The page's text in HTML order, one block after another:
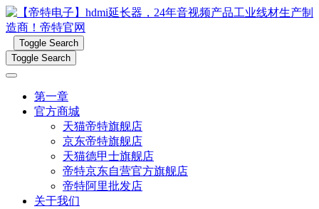
Toggle Search
Toggle Search
第一章
官方商城
天猫帝特旗舰店
京东帝特旗舰店
天猫德甲士旗舰店
帝特京东自营官方旗舰店
帝特阿里批发店
关于我们